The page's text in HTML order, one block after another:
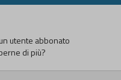
utente abbonato
di più?